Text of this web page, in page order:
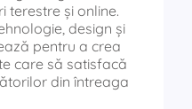
terestre și online.
design și
pentru a crea
care să satisfacă
din întreaga